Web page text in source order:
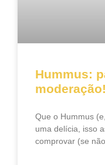
Hummus:
moderação!
Que o Hummus
uma delícia, isso
comprovar (se